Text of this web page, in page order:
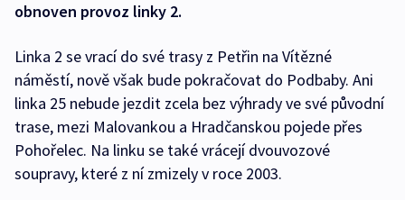
obnoven provoz linky 2.
Linka 2 se vrací do své trasy z Petřin na Vítězné
náměstí, nově však bude pokračovat do Podbaby. Ani
linka 25 nebude jezdit zcela bez výhrady ve své původní
trase, mezi Malovankou a Hradčanskou pojede přes
Pohořelec. Na linku se také vrácejí dvouvozové
soupravy, které z ní zmizely v roce 2003.